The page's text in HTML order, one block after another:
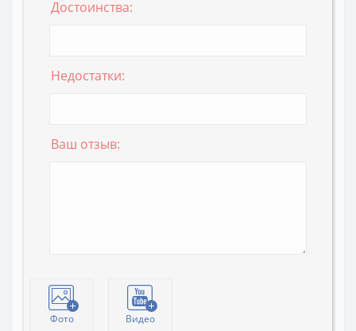
Достоинства:
Недостатки:
Ваш отзыв:
Фото Видео